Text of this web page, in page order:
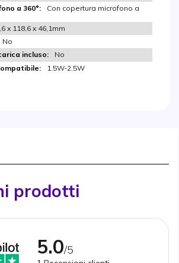
Con copertura microfono a
x 118,6 x 46,1mm
No
No
1.5W-2.5W
prodotti
5.0/5